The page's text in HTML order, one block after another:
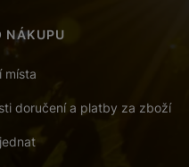
NÁKUPU
místa
doručení a platby za zboží